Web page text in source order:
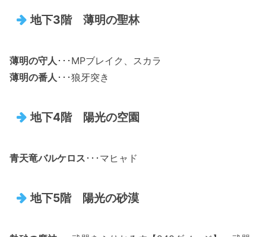
地下3階 薄明の聖林
薄明の守人 ･･･MPブレイク、スカラ
薄明の番人 ･･･狼牙突き
地下4階 陽光の空園
青天竜バルケロス ･･･マヒャド
地下5階 陽光の砂漠